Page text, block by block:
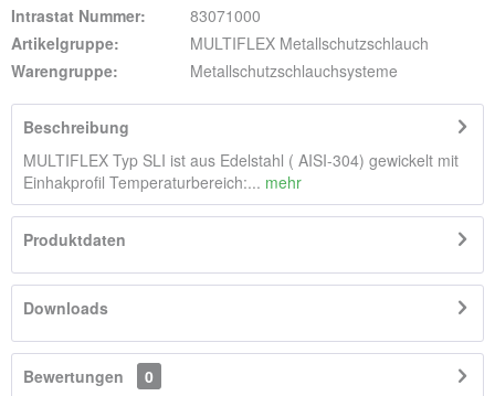
Intrastat Nummer:
83071000
Artikelgruppe:
MULTIFLEX Metallschutzschlauch
Warengruppe:
Metallschutzschlauchsysteme
Beschreibung
MULTIFLEX Typ SLI ist aus Edelstahl ( AISI-304) gewickelt mit
Einhakprofil Temperaturbereich:... mehr
Produktdaten
Downloads
Bewertungen
0